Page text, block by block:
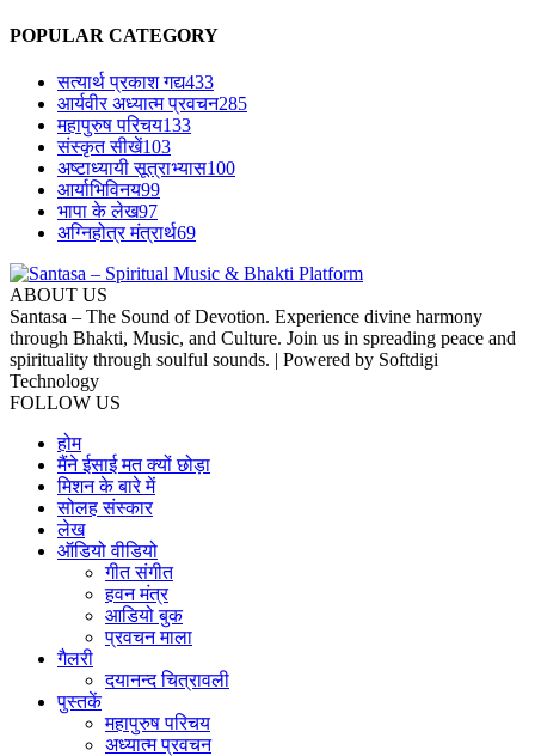
POPULAR CATEGORY
सत्यार्थ प्रकाश गद्य433
आर्यवीर अध्यात्म प्रवचन285
महापुरुष परिचय133
संस्कृत सीखें103
अष्टाध्यायी सूत्राभ्यास100
आर्याभिविनय99
भापा के लेख97
अग्निहोत्र मंत्रार्थ69
ABOUT US
Santasa – The Sound of Devotion. Experience divine harmony
through Bhakti, Music, and Culture. Join us in spreading peace and
spirituality through soulful sounds. | Powered by Softdigi
Technology
FOLLOW US
होम
मैंने ईसाई मत क्यों छोड़ा
मिशन के बारे में
सोलह संस्कार
लेख
ऑडियो वीडियो
गीत संगीत
हवन मंत्र
आडियो बुक
प्रवचन माला
गैलरी
दयानन्द चित्रावली
पुस्तकें
महापुरुष परिचय
अध्यात्म प्रवचन